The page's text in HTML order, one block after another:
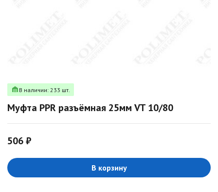
В наличии: 233 шт.
Муфта PPR разъёмная 25мм VT 10/80
506 ₽
В корзину